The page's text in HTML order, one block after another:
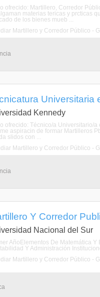
ofrecido: Martillero, Corredor
materias tericas y prcticas
de los bienes mueb ...
Martillero y Corredor Público -
Universitaria
Kennedy
ofrecido: Técnico/a Universitario/
aspiracin de formar Martilleros
slidos con ...
Martillero y Corredor Público -
Y Corredor
Nacional del Sur
AñoElementos De Matemática
Y Administración
Martillero y Corredor Público -